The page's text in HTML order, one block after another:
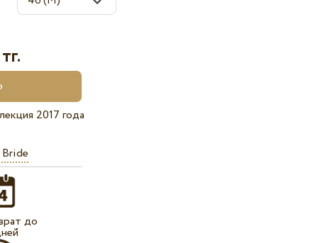
тг.
2017 года
Bride
до